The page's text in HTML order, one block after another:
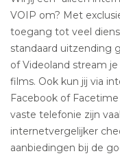
VOIP om? Met
toegang tot veel
standaard uitzending
of Videoland stream
films. Ook kun jij via
Facebook of
vaste telefonie zijn
internetvergelijker
aanbiedingen bij de